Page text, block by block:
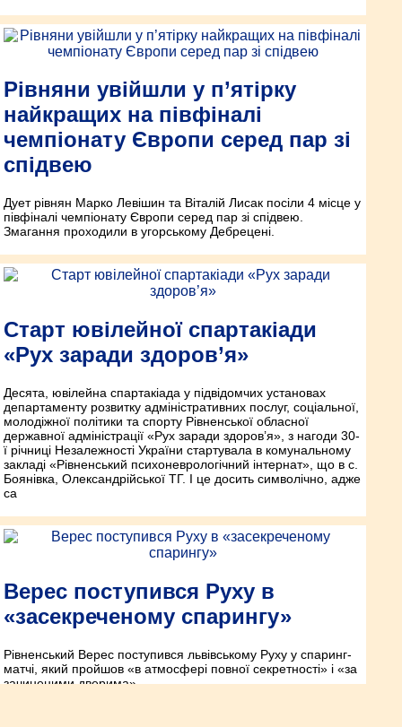
Рівняни увійшли у п’ятірку
найкращих на півфіналі
чемпіонату Європи серед пар зі
спідвею
Дует рівнян Марко Левішин та Віталій Лисак посіли 4 місце у
півфіналі чемпіонату Європи серед пар зі спідвею.
Змагання проходили в угорському Дебрецені.
Старт ювілейної спартакіади
«Рух заради здоров’я»
Десята, ювілейна спартакіада у підвідомчих установах
департаменту розвитку адміністративних послуг, соціальної,
молодіжної політики та спорту Рівненської обласної
державної адміністрації «Рух заради здоров’я», з нагоди 30-
ї річниці Незалежності України стартувала в комунальному
закладі «Рівненський психоневрологічний інтернат», що в с.
Боянівка, Олександрійської ТГ. І це досить символічно, адже
са
Верес поступився Руху в
«засекреченому спарингу»
Рівненський Верес поступився львівському Руху у спаринг-
матчі, який пройшов «в атмосфері повної секретності» і «за
зачиненими дверима».